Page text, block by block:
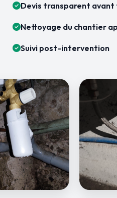
Devis transparent avant
Nettoyage du chantier
Suivi post-intervention